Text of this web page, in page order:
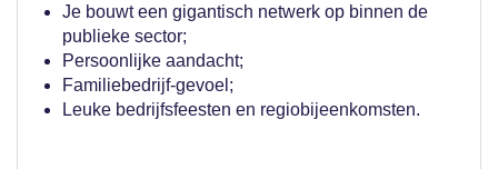
Je bouwt een gigantisch netwerk op binnen de
publieke sector;
Persoonlijke aandacht;
Familiebedrijf-gevoel;
Leuke bedrijfsfeesten en regiobijeenkomsten.